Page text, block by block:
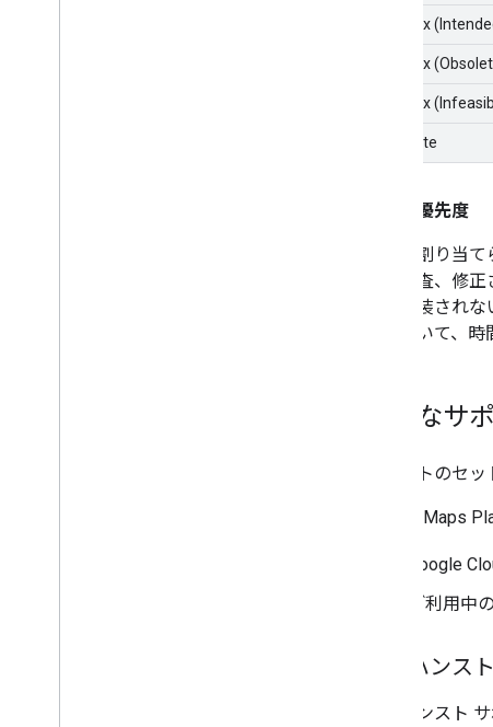
Won't fix
Won't fix
Won't fix
Duplicate
問題の優先度
問題に割り当
速に調査、修
来に実装され
に基づいて、
最適なサ
サポートのセ
Google Maps
Google
ご利用中
エンハンス
エンハンスト